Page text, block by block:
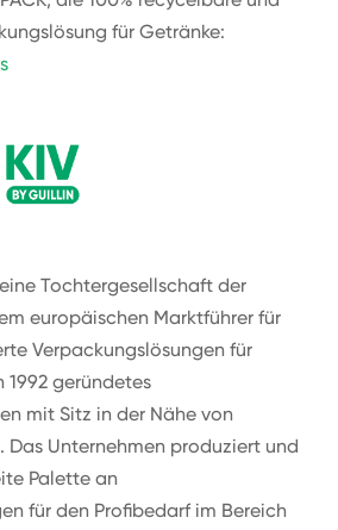
für Getränke:
Tochtergesellschaft der
europäischen Marktführer für
Verpackungslösungen für
1992 geründetes
mit Sitz in der Nähe von
Unternehmen produziert und
Palette an
für den Profibedarf im Bereich